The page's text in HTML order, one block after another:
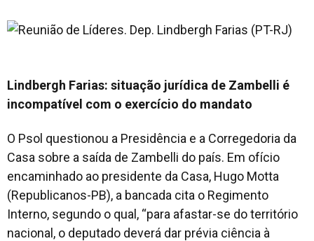
Lindbergh Farias: situação jurídica de Zambelli é
incompatível com o exercício do mandato
O Psol questionou a Presidência e a Corregedoria da
Casa sobre a saída de Zambelli do país. Em ofício
encaminhado ao presidente da Casa, Hugo Motta
(Republicanos-PB), a bancada cita o Regimento
Interno, segundo o qual, “para afastar-se do território
nacional, o deputado deverá dar prévia ciência à